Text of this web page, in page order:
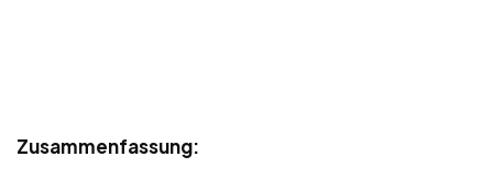
Zusammenfassung: